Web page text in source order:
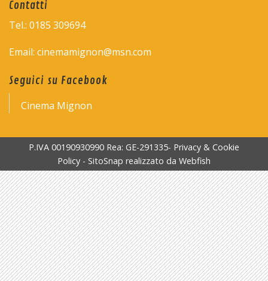
Contatti
Tel.: 0185 309694
Email: cinemamignon@msn.com
Seguici su Facebook
Cinema Mignon
P.IVA 00190930990 Rea: GE-291335- Privacy & Cookie
Policy - SitoSnap realizzato da Webfish